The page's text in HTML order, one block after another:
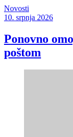
Novosti
10. srpnja 2026
Ponovno
poštom